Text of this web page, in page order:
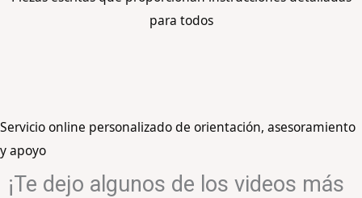
para todos
Servicio online personalizado de orientación, asesoramiento
y apoyo
¡Te dejo algunos de los videos más